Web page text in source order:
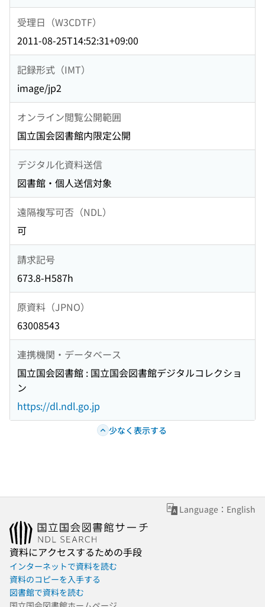
受理日（W3CDTF）
2011-08-25T14:52:31+09:00
記録形式（IMT）
image/jp2
オンライン閲覧公開範囲
国立国会図書館内限定公開
デジタル化資料送信
図書館・個人送信対象
遠隔複写可否（NDL）
可
請求記号
673.8-H587h
原資料（JPNO）
63008543
連携機関・データベース
国立国会図書館 : 国立国会図書館デジタルコレクショ
ン
https://dl.ndl.go.jp
少なく表示する
Language：English
資料にアクセスするための手段
インターネットで資料を読む
資料のコピーを入手する
図書館で資料を読む